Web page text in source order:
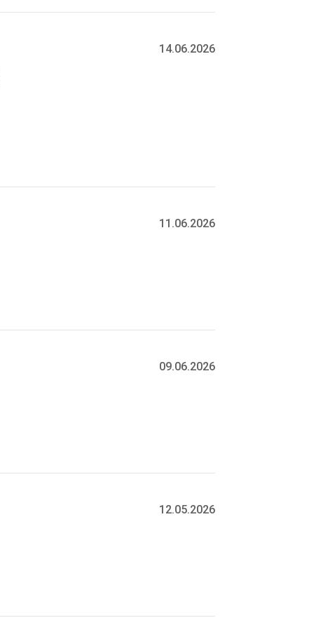
14.06.2026
11.06.2026
09.06.2026
12.05.2026